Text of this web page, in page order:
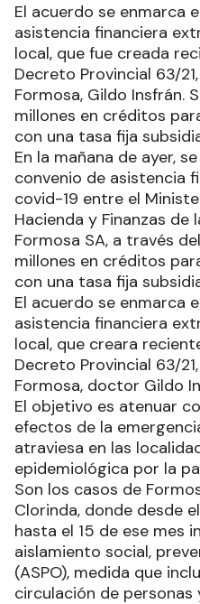
El acuerdo se enmarca
asistencia financiera
local, que fue creada
Decreto Provincial 63/
Formosa, Gildo Insfrán.
millones en créditos
con una tasa fija
En la mañana de ayer,
convenio de asistencia
covid-19 entre el
Hacienda y Finanzas de
Formosa SA, a través
millones en créditos
con una tasa fija
El acuerdo se enmarca
asistencia financiera
local, que creara
Decreto Provincial 63/
Formosa, doctor Gildo
El objetivo es atenuar
efectos de la
atraviesa en las
epidemiológica por la
Son los casos de
Clorinda, donde desde
hasta el 15 de ese mes
aislamiento social,
(ASPO), medida que
circulación de personas